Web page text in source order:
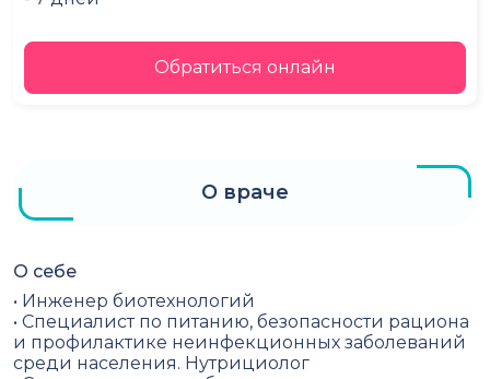
Обратиться онлайн
О враче
О себе
• Инженер биотехнологий
• Специалист по питанию, безопасности рациона
и профилактике неинфекционных заболеваний
среди населения. Нутрициолог